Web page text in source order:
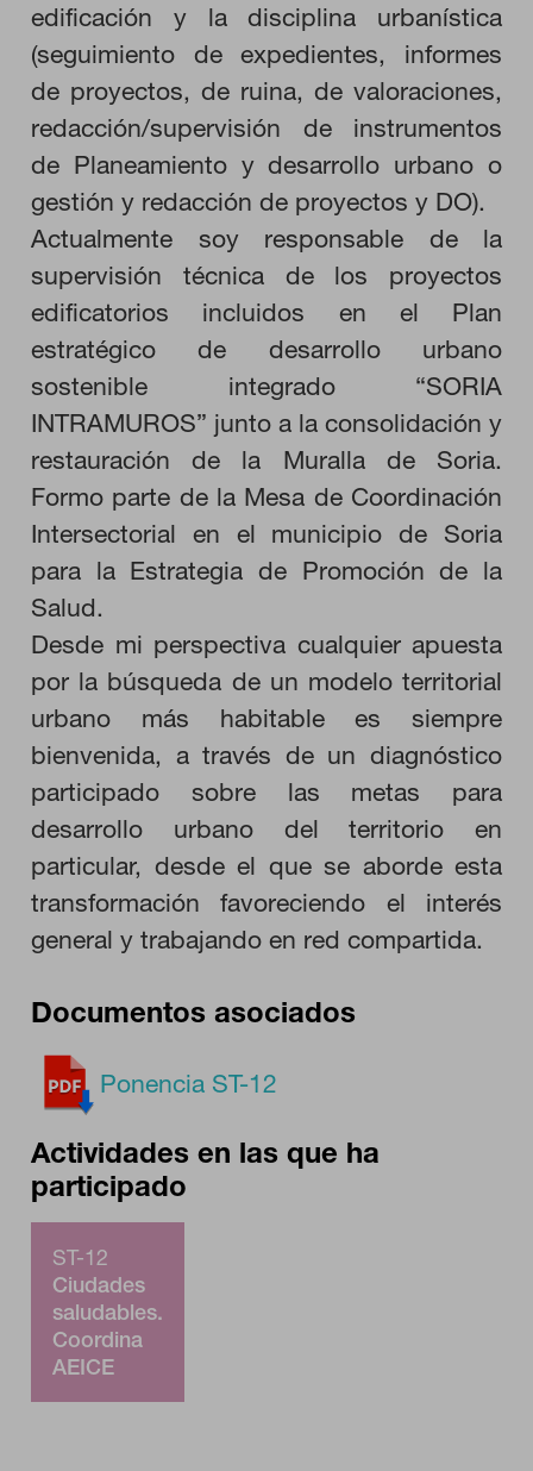
edificación y la disciplina urbanística
(seguimiento de expedientes, informes
de proyectos, de ruina, de valoraciones,
redacción/supervisión de instrumentos
de Planeamiento y desarrollo urbano o
gestión y redacción de proyectos y DO).
Actualmente soy responsable de la
supervisión técnica de los proyectos
edificatorios incluidos en el Plan
estratégico de desarrollo urbano
sostenible integrado “SORIA
INTRAMUROS” junto a la consolidación y
restauración de la Muralla de Soria.
Formo parte de la Mesa de Coordinación
Intersectorial en el municipio de Soria
para la Estrategia de Promoción de la
Salud.
Desde mi perspectiva cualquier apuesta
por la búsqueda de un modelo territorial
urbano más habitable es siempre
bienvenida, a través de un diagnóstico
participado sobre las metas para
desarrollo urbano del territorio en
particular, desde el que se aborde esta
transformación favoreciendo el interés
general y trabajando en red compartida.
Documentos asociados
Ponencia ST-12
Actividades en las que ha
participado
ST-12
Ciudades
saludables.
Coordina
AEICE
Cookies necesarias
Estas cookies son necesarias para que el sitio web funcione y
no se pueden desactivar en nuestros sistemas. Puede
configurar su navegador para bloquear o alertar sobre estas
cookies, pero alguna áreas del sitio no funcionarán. Estas
cookies no almacenan ninguna información de identificación
personal.
Cookies de rendimiento
Estas cookies nos permiten contar las visitas y fuentes de
tráfico para poder evaluar el rendimiento de nuestro sitio y
mejorarlo. Nos ayudan a saber qué páginas son las más o
menos visitadas, y cómo los visitantes navegan por el sitio.
Toda la información que recogen estas cookies es agregada y,
por lo tanto, es anónima.
GUARDAR CONFIGURACIÓN
Puedes volver a configurar tus cookies desde la sección "Configuración
de cookies" al pie de la página. También puedes consultar nuestra